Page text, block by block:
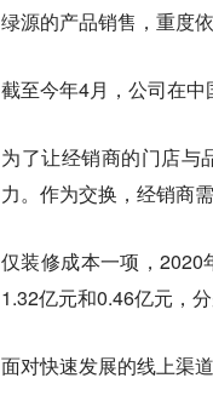
绿源的产品销售，重度
截至今年4月，公司在中
为了让经销商的门店与
力。作为交换，经销商
仅装修成本一项，2020
1.32亿元和0.46亿元，
面对快速发展的线上渠